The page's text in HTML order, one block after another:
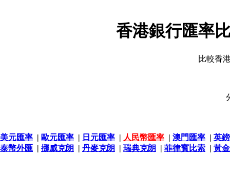
香港銀行匯率
比較香
美元匯率 | 歐元匯率 | 日元匯率 | 人民幣匯率 | 澳門匯率 | 英
泰幣外匯 | 挪威克朗 | 丹麥克朗 | 瑞典克朗 | 菲律賓比索 | 黃